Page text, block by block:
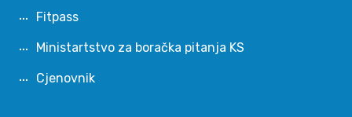
Fitpass
Ministartstvo za boračka pitanja KS
Cjenovnik